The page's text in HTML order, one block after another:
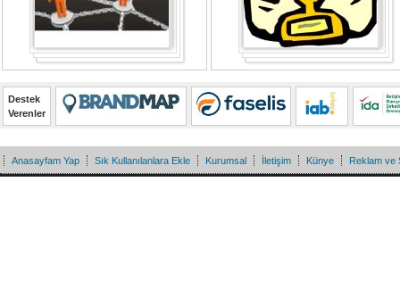
Destek
Verenler
Anasayfam Yap Sık Kullanılanlara Ekle Kurumsal İletişim Künye Reklam ve